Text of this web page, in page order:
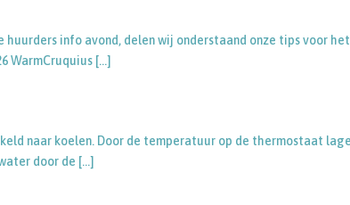
info avond, delen wij onderstaand onze tips voor het
WarmCruquius […]
naar koelen. Door de temperatuur op de thermostaat
door de […]